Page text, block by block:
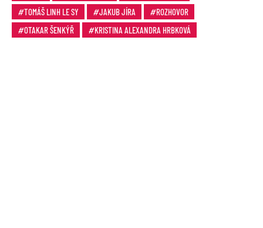
TOMÁŠ LINH LE SY
JAKUB JÍRA
ROZHOVOR
OTAKAR ŠENKÝŘ
KRISTINA ALEXANDRA HRBKOVÁ